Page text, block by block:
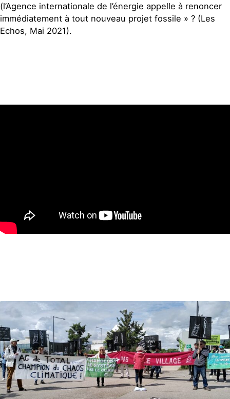
(l’Agence internationale de l’énergie appelle à renoncer
immédiatement à tout nouveau projet fossile » ? (Les
Echos, Mai 2021).